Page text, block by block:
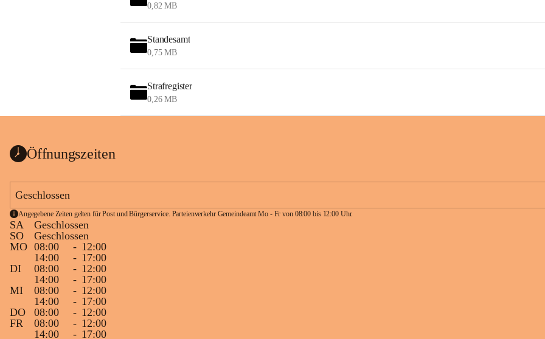
0,82 MB
Standesamt
0,75 MB
Strafregister
0,26 MB
Öffnungszeiten
Geschlossen
Angegebene Zeiten gelten für Post und Bürgerservice. Parteienverkehr Gemeindeamt Mo - Fr von 08:00 bis 12:00 Uhr.
SA
Geschlossen
SO
Geschlossen
MO 08:00 - 12:00
14:00
- 17:00
DI
08:00 - 12:00
14:00
- 17:00
MI
08:00 - 12:00
14:00
- 17:00
DO
08:00 - 12:00
FR
08:00 - 12:00
14:00
- 17:00